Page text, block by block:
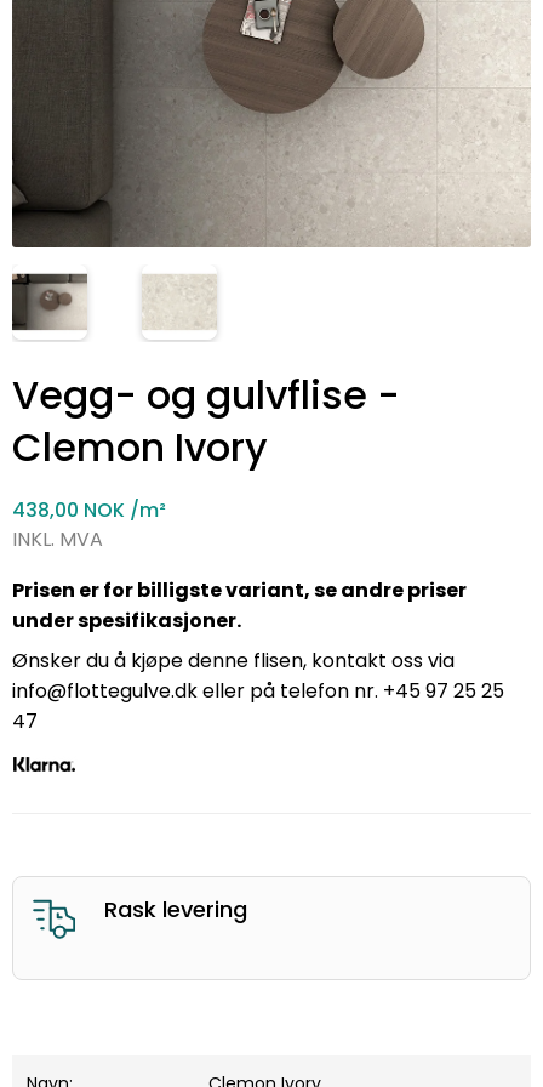
Vegg- og gulvflise -
Clemon Ivory
438,00 NOK /m²
INKL. MVA
Prisen er for billigste variant, se andre priser
under spesifikasjoner.
Ønsker du å kjøpe denne flisen, kontakt oss via
info@flottegulve.dk eller på telefon nr. +45 97 25 25
47
God kunderservice